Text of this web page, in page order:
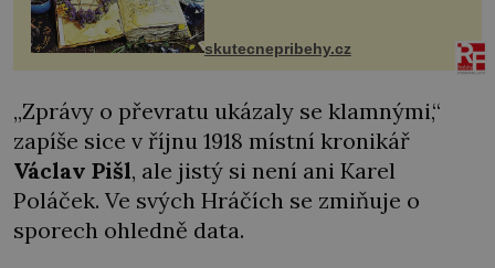
na chalupě se pro mě vlastní vinou
změnil v děsivý zážitek, na kt...
skutecnepribehy.cz
„Zprávy o převratu ukázaly se klamnými,“
zapíše sice v říjnu 1918 místní kronikář
Václav Pišl, ale jistý si není ani Karel
Poláček. Ve svých Hráčích se zmiňuje o
sporech ohledně data.